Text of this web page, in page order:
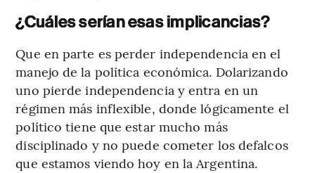
¿Cuáles serían esas implicancias?
Que en parte es perder independencia en el
manejo de la política económica. Dolarizando
uno pierde independencia y entra en un
régimen más inflexible, donde lógicamente el
político tiene que estar mucho más
disciplinado y no puede cometer los defalcos
que estamos viendo hoy en la Argentina.